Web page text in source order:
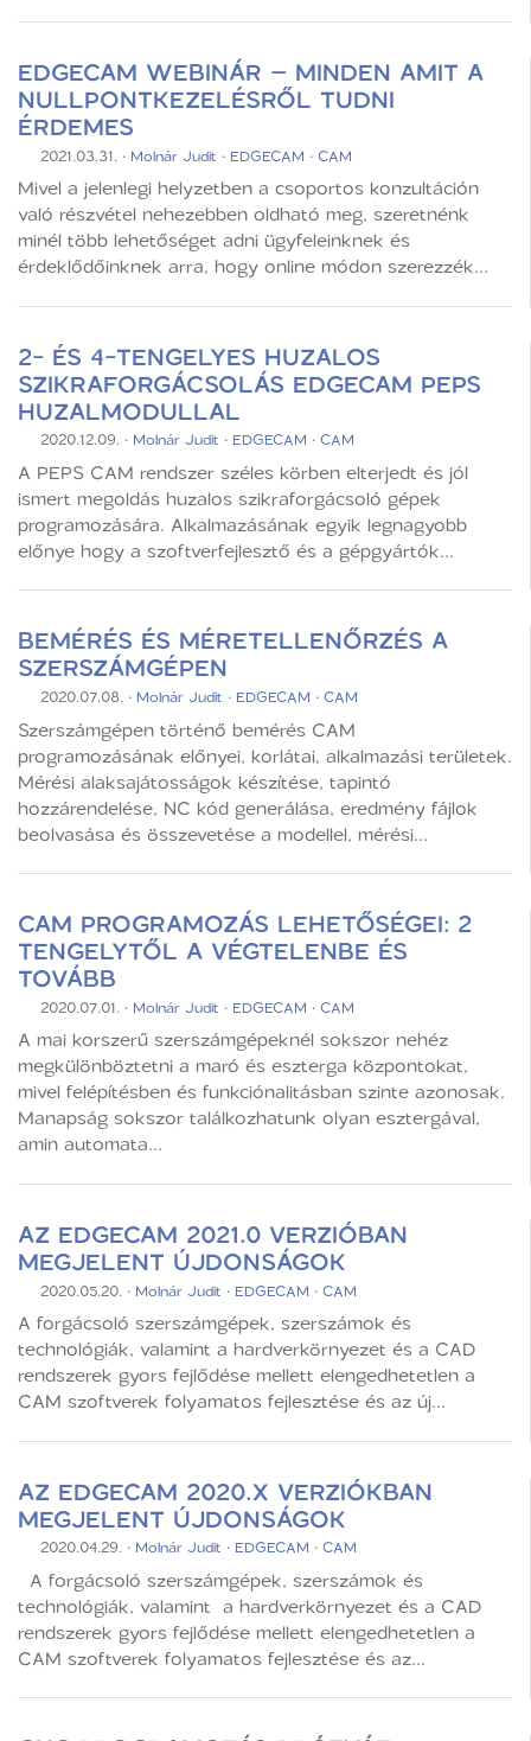
EDGECAM WEBINÁR – MINDEN AMIT A
NULLPONTKEZELÉSRŐL TUDNI
ÉRDEMES
2021.03.31. · Molnár Judit · EDGECAM ·CAM
Mivel a jelenlegi helyzetben a csoportos konzultáción
való részvétel nehezebben oldható meg, szeretnénk
minél több lehetőséget adni ügyfeleinknek és
érdeklődőinknek arra, hogy online módon szerezzék...
2- ÉS 4-TENGELYES HUZALOS
SZIKRAFORGÁCSOLÁS EDGECAM PEPS
HUZALMODULLAL
2020.12.09. · Molnár Judit · EDGECAM ·CAM
A PEPS CAM rendszer széles körben elterjedt és jól
ismert megoldás huzalos szikraforgácsoló gépek
programozására. Alkalmazásának egyik legnagyobb
előnye hogy a szoftverfejlesztő és a gépgyártók...
BEMÉRÉS ÉS MÉRETELLENŐRZÉS A
SZERSZÁMGÉPEN
2020.07.08. · Molnár Judit · EDGECAM ·CAM
Szerszámgépen történő bemérés CAM
programozásának előnyei, korlátai, alkalmazási területek.
Mérési alaksajátosságok készítése, tapintó
hozzárendelése, NC kód generálása, eredmény fájlok
beolvasása és összevetése a modellel, mérési...
CAM PROGRAMOZÁS LEHETŐSÉGEI: 2
TENGELYTŐL A VÉGTELENBE ÉS
TOVÁBB
2020.07.01. · Molnár Judit · EDGECAM ·CAM
A mai korszerű szerszámgépeknél sokszor nehéz
megkülönböztetni a maró és eszterga központokat,
mivel felépítésben és funkciónalitásban szinte azonosak.
Manapság sokszor találkozhatunk olyan esztergával,
amin automata...
AZ EDGECAM 2021.0 VERZIÓBAN
MEGJELENT ÚJDONSÁGOK
2020.05.20. · Molnár Judit · EDGECAM ·CAM
A forgácsoló szerszámgépek, szerszámok és
technológiák, valamint a hardverkörnyezet és a CAD
rendszerek gyors fejlődése mellett elengedhetetlen a
CAM szoftverek folyamatos fejlesztése és az új...
AZ EDGECAM 2020.X VERZIÓKBAN
MEGJELENT ÚJDONSÁGOK
2020.04.29. · Molnár Judit · EDGECAM ·CAM
A forgácsoló szerszámgépek, szerszámok és
technológiák, valamint a hardverkörnyezet és a CAD
rendszerek gyors fejlődése mellett elengedhetetlen a
CAM szoftverek folyamatos fejlesztése és az...